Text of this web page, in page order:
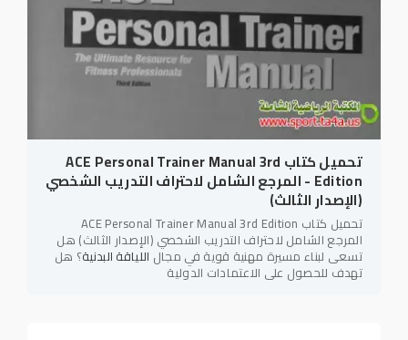
تحميل كتاب ACE Personal Trainer Manual 3rd
Edition - المرجع الشامل لاحتراف التدريب الشخصي
(الإصدار الثالث)
تحميل كتاب ACE Personal Trainer Manual 3rd Edition
المرجع الشامل لاحتراف التدريب الشخصي (الإصدار الثالث) هل
تسعى لبناء مسيرة مهنية قوية في مجال اللياقة البدنية؟ هل
تهدف للحصول على الاعتمادات الدولية